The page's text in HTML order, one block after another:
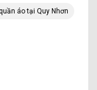
áo tại Quy Nhơn